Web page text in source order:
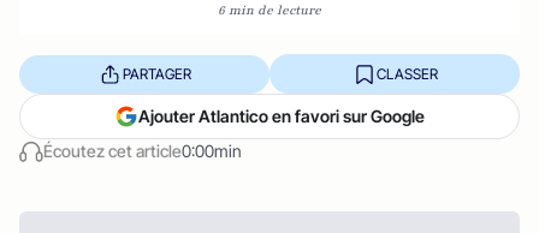
6 min de lecture
Écoutez cet article0:00min
PARTAGER CLASSER
Ajouter Atlantico en favori sur Google